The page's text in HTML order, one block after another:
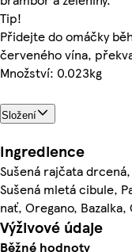
Tip!
Přidejte do omáčky
červeného vína,
Množství: 0.023kg
Složení
Ingredience
Sušená rajčata
Sušená mletá cibule,
nať, Oregano,
Výživové údaje
Běžné hodnoty